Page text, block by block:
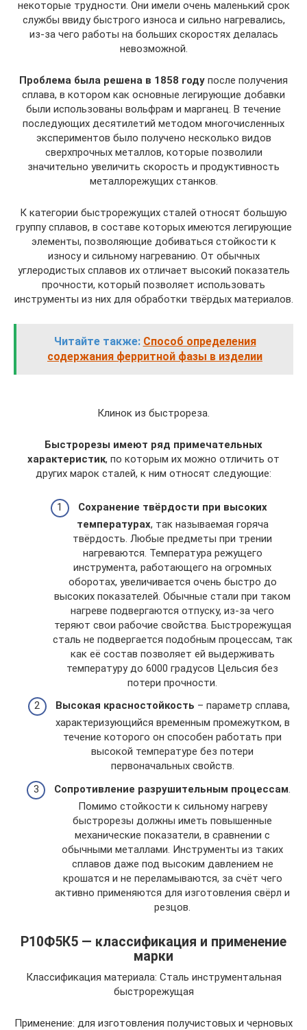
некоторые трудности. Они имели очень маленький срок
службы ввиду быстрого износа и сильно нагревались,
из-за чего работы на больших скоростях делалась
невозможной.
Проблема была решена в 1858 году после получения
сплава, в котором как основные легирующие добавки
были использованы вольфрам и марганец. В течение
последующих десятилетий методом многочисленных
экспериментов было получено несколько видов
сверхпрочных металлов, которые позволили
значительно увеличить скорость и продуктивность
металлорежущих станков.
К категории быстрорежущих сталей относят большую
группу сплавов, в составе которых имеются легирующие
элементы, позволяющие добиваться стойкости к
износу и сильному нагреванию. От обычных
углеродистых сплавов их отличает высокий показатель
прочности, который позволяет использовать
инструменты из них для обработки твёрдых материалов.
Читайте также: Способ определения
содержания ферритной фазы в изделии
Клинок из быстрореза.
Быстрорезы имеют ряд примечательных
характеристик, по которым их можно отличить от
других марок сталей, к ним относят следующие:
Сохранение твёрдости при высоких
температурах, так называемая горяча
твёрдость. Любые предметы при трении
нагреваются. Температура режущего
инструмента, работающего на огромных
оборотах, увеличивается очень быстро до
высоких показателей. Обычные стали при таком
нагреве подвергаются отпуску, из-за чего
теряют свои рабочие свойства. Быстрорежущая
сталь не подвергается подобным процессам, так
как её состав позволяет ей выдерживать
температуру до 6000 градусов Цельсия без
потери прочности.
Высокая красностойкость – параметр сплава,
характеризующийся временным промежутком, в
течение которого он способен работать при
высокой температуре без потери
первоначальных свойств.
Сопротивление разрушительным процессам
Помимо стойкости к сильному нагреву
быстрорезы должны иметь повышенные
механические показатели, в сравнении с
обычными металлами. Инструменты из таких
сплавов даже под высоким давлением не
крошатся и не переламываются, за счёт чего
активно применяются для изготовления свёрл и
резцов.
Р10Ф5К5 — классификация и применение
марки
Классификация материала: Сталь инструментальная
быстрорежущая
Применение: для изготовления получистовых и черновых